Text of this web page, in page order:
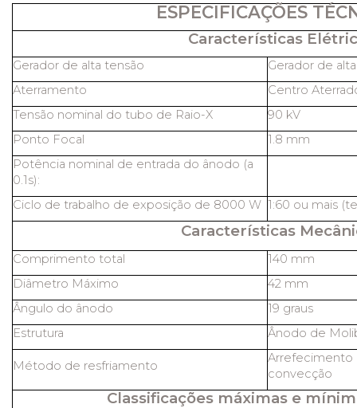
ESPECIFICAÇÕES
Características
Gerador de alta tensão
Gerador de
Aterramento
Centro
Tensão nominal do tubo de Raio-X
90 kV
Ponto Focal
1.8 mm
Potência nominal de entrada do ânodo (a
0.1s):
Ciclo de trabalho de exposição de 8000 W 1:60 ou mais
Características
Comprimento total
140 mm
Diâmetro Máximo
42 mm
Ângulo do ânodo
19 graus
Estrutura
Ânodo de
Método de resfriamento
Arrefecimento
convecção
Classificações máximas e